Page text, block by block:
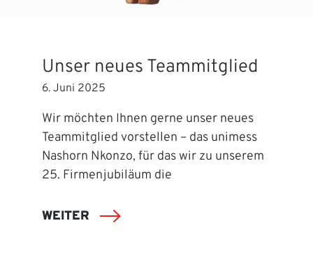
Unser neues Teammitglied
6. Juni 2025
Wir möchten Ihnen gerne unser neues
Teammitglied vorstellen – das unimess
Nashorn Nkonzo, für das wir zu unserem
25. Firmenjubiläum die
WEITER